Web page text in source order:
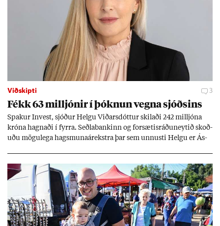
Viðskipti 3
Fékk 63 millj­ón­ir í þókn­un vegna sjóðs­ins
Spak­ur In­vest, sjóð­ur Helgu Við­ars­dótt­ur skil­aði 242 millj­óna
króna hagn­aði í fyrra. Seðla­bank­inn og for­sæt­is­ráðu­neyt­ið skoð­
uðu mögu­lega hags­muna­árekstra þar sem unnusti Helgu er Ás­